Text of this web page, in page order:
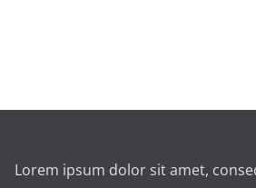
Lorem ipsum dolor sit amet,